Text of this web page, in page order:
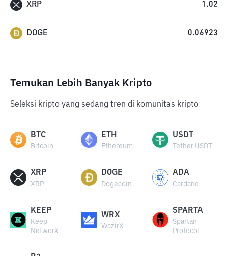
XRP 1.02
DOGE 0.06923
Temukan Lebih Banyak Kripto
Seleksi kripto yang sedang tren di komunitas kripto
BTC
Bitcoin
ETH
Ethereum
USDT
Tether USDT
XRP
XRP
DOGE
Dogecoin
ADA
Cardano
KEEP
Keep
Network
WRX
WazirX
SPARTA
Spartan
Protocol